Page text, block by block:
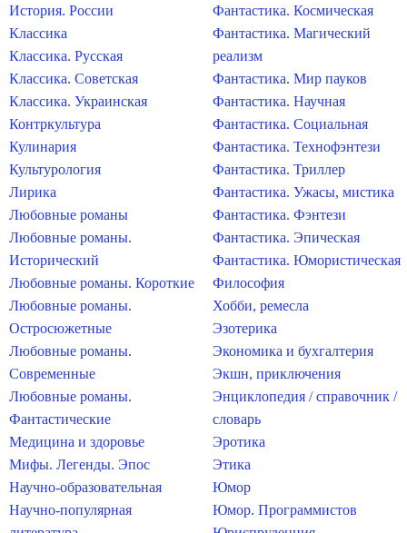
История. России
Классика
Классика. Русская
Классика. Советская
Классика. Украинская
Контркультура
Кулинария
Культурология
Лирика
Любовные романы
Любовные романы.
Исторический
Любовные романы. Короткие
Любовные романы.
Остросюжетные
Любовные романы.
Современные
Любовные романы.
Фантастические
Медицина и здоровье
Мифы. Легенды. Эпос
Научно-образовательная
Научно-популярная
Фантастика. Космическая
Фантастика. Магический
реализм
Фантастика. Мир пауков
Фантастика. Научная
Фантастика. Социальная
Фантастика. Технофэнтези
Фантастика. Триллер
Фантастика. Ужасы, мистика
Фантастика. Фэнтези
Фантастика. Эпическая
Фантастика. Юмористическая
Философия
Хобби, ремесла
Эзотерика
Экономика и бухгалтерия
Экшн, приключения
Энциклопедия / справочник /
словарь
Эротика
Этика
Юмор
Юмор. Программистов